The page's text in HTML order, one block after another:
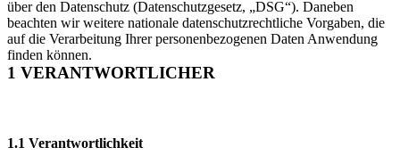
über den Datenschutz (Datenschutzgesetz, „DSG“). Daneben
beachten wir weitere nationale datenschutzrechtliche Vorgaben, die
auf die Verarbeitung Ihrer personenbezogenen Daten Anwendung
finden können.
1 VERANTWORTLICHER
1.1 Verantwortlichkeit